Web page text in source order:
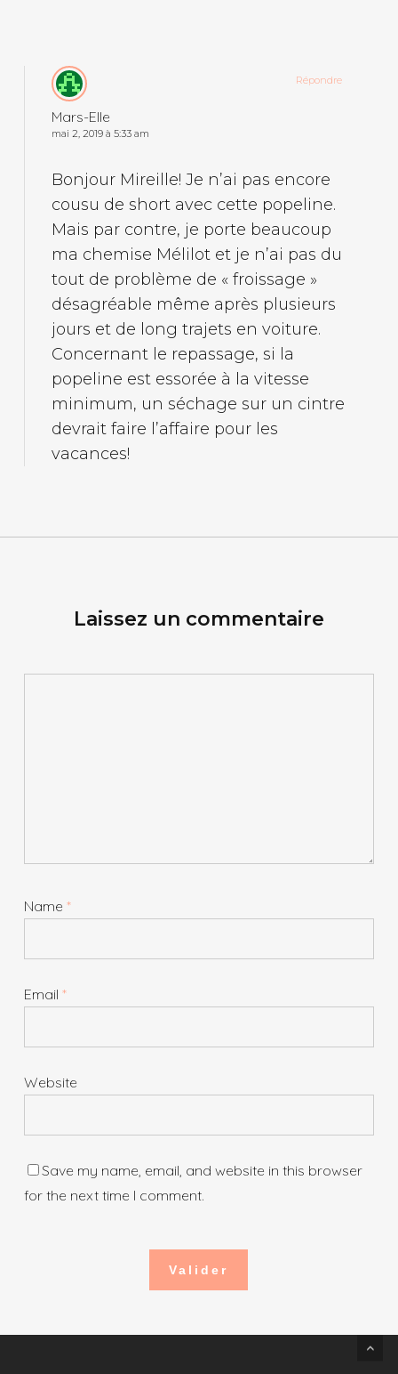
Mars-Elle
mai 2, 2019 à 5:33 am
Bonjour Mireille! Je n’ai pas encore
cousu de short avec cette popeline.
Mais par contre, je porte beaucoup
ma chemise Mélilot et je n’ai pas du
tout de problème de « froissage »
désagréable même après plusieurs
jours et de long trajets en voiture.
Concernant le repassage, si la
popeline est essorée à la vitesse
minimum, un séchage sur un cintre
devrait faire l’affaire pour les
vacances!
Répondre
Laissez un commentaire
Name *
Email *
Website
Save my name, email, and website in this browser
for the next time I comment.